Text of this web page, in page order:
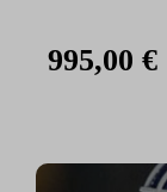
995,00 €